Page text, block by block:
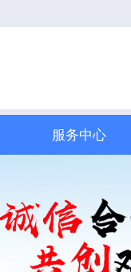
服务中心